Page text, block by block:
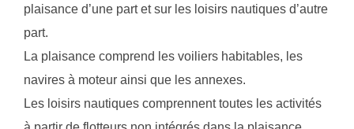
plaisance d’une part et sur les loisirs nautiques d’autre
part.
La plaisance comprend les voiliers habitables, les
navires à moteur ainsi que les annexes.
Les loisirs nautiques comprennent toutes les activités